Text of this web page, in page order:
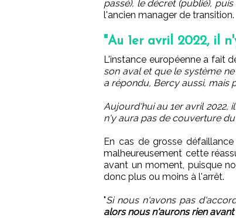
passé), le décret (publié),
l'ancien manager de transition.
"Au 1er avril 2022, il
L'instance européenne a fait
son aval et que le système
a répondu, Bercy aussi, mais
Aujourd'hui au 1er avril 2022,
n'y aura pas de couverture
En cas de grosse
malheureusement cette
avant un moment, puisque
donc plus ou moins à l'arrêt.
"Si nous n'avons pas
alors nous n'aurons rien